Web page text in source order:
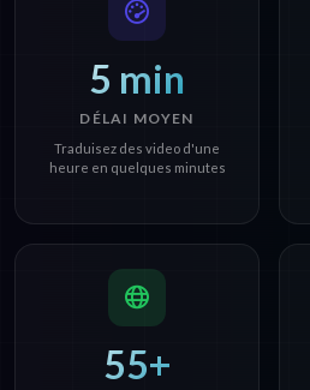
5 min
DÉLAI MOYEN
Traduisez des video d'une
heure en quelques minutes
55+